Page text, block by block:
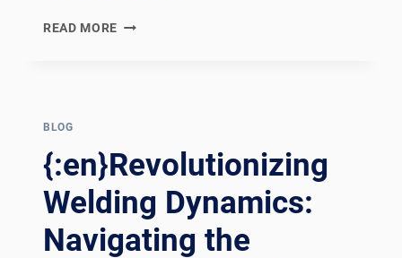
READ MORE {:EN}POWERING
ADVANCED
ROTATOR
TECHNOLOGIES{:}
{:ES}IMPULSANDO
EL
BLOG
{:en}Revolutionizing
Welding Dynamics:
Navigating the